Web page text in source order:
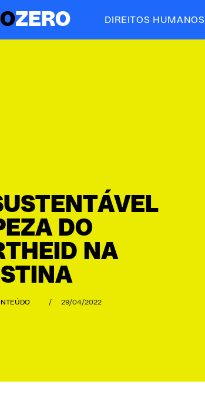
ZERO DIREITOS HUMANOS
DO
NA
/ 29/04/2022